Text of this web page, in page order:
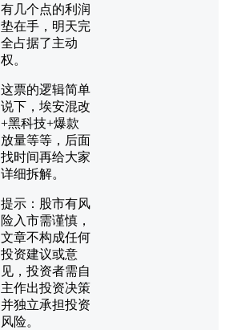
有几个点的利润
垫在手，明天完
全占据了主动
权。
这票的逻辑简单
说下，埃安混改
+黑科技+爆款
放量等等，后面
找时间再给大家
详细拆解。
提示：股市有风
险入市需谨慎，
文章不构成任何
投资建议或意
见，投资者需自
主作出投资决策
并独立承担投资
风险。